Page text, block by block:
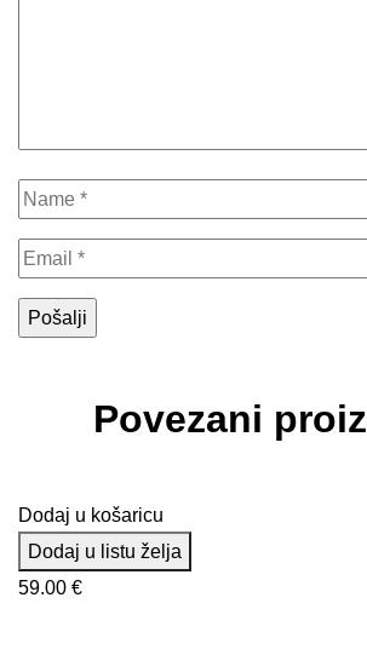
Povezani
Dodaj u košaricu
Dodaj u listu želja
59.00 €